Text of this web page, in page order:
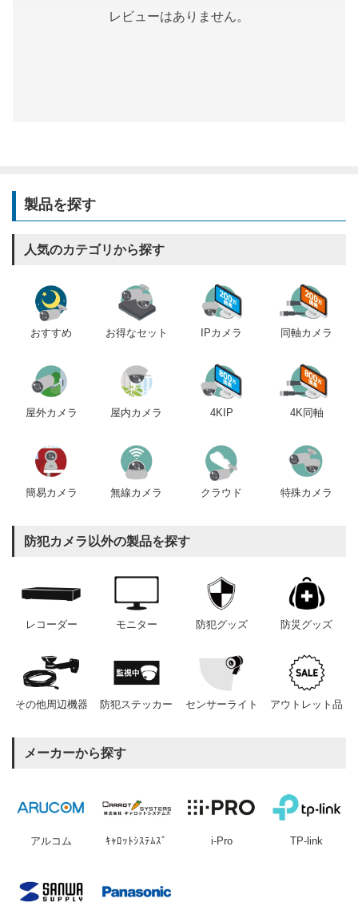
レビューはありません。
製品を探す
人気のカテゴリから探す
おすすめ お得なセット IPカメラ 同軸カメラ
屋外カメラ 屋内カメラ 4KIP 4K同軸
簡易カメラ 無線カメラ クラウド 特殊カメラ
防犯カメラ以外の製品を探す
レコーダー モニター 防犯グッズ 防災グッズ
その他周辺機器 防犯ステッカー センサーライト アウトレット品
メーカーから探す
アルコム ｷｬﾛｯﾄｼｽﾃﾑｽﾞ i-Pro TP-link